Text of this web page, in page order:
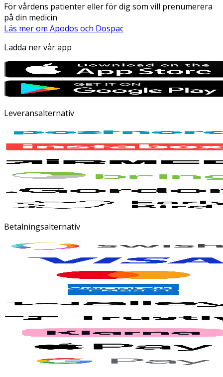
För vårdens patienter eller för dig som vill prenumerera
på din medicin
Läs mer om Apodos och Dospac
Ladda ner vår app
Leveransalternativ
Betalningsalternativ